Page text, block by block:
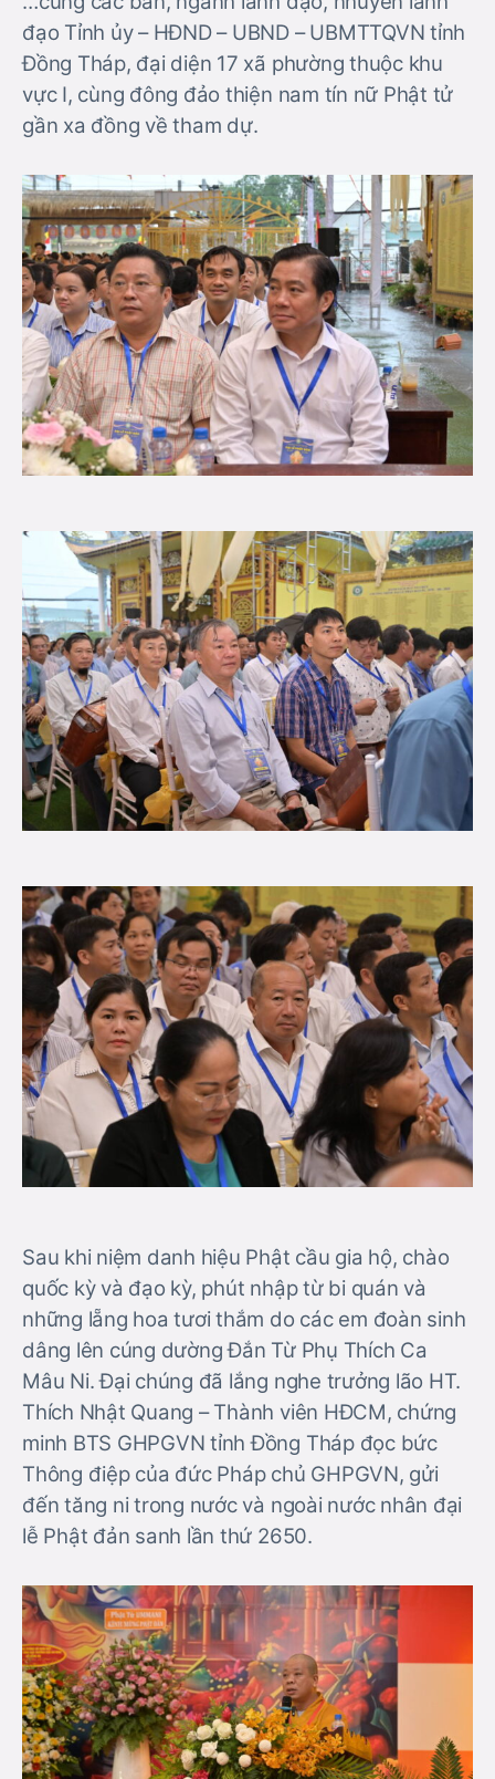
đạo Tỉnh ủy – HĐND – UBND – UBMTTQVN tỉnh
Đồng Tháp, đại diện 17 xã phường thuộc khu
vực I, cùng đông đảo thiện nam tín nữ Phật tử
gần xa đồng về tham dự.
Sau khi niệm danh hiệu Phật cầu gia hộ, chào
quốc kỳ và đạo kỳ, phút nhập từ bi quán và
những lẵng hoa tươi thắm do các em đoàn sinh
dâng lên cúng dường Đắn Từ Phụ Thích Ca
Mâu Ni. Đại chúng đã lắng nghe trưởng lão HT.
Thích Nhật Quang – Thành viên HĐCM, chứng
minh BTS GHPGVN tỉnh Đồng Tháp đọc bức
Thông điệp của đức Pháp chủ GHPGVN, gửi
đến tăng ni trong nước và ngoài nước nhân đại
lễ Phật đản sanh lần thứ 2650.